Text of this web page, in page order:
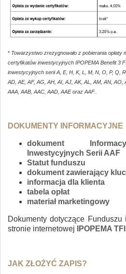
* Towarzystwo zrezygnowało z pobierania opłaty
certyfikatów inwestycyjnych IPOPEMA Benefit 3
inwestycyjnych serii A, E, H, K, L, M, N, O, P, Q,
AD, AE, AF, AG, AH, AI, AJ, AK, AL, AM, AN, AO,
AAA, AAB, AAC, AAD, AAE oraz AAF..
DOKUMENTY INFORMACYJNE
dokument
Inwestycyjnych Serii AAF
Statut funduszu
dokument zawierający
informacja dla klienta
tabela opłat
materiał marketingowy
Dokumenty dotyczące
stronie internetowej
IPOPEMA
JAK ZŁOŻYĆ ZAPIS?